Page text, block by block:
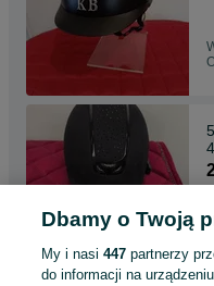
Dbamy o Twoją
My i nasi447 partnerzy
do informacji na